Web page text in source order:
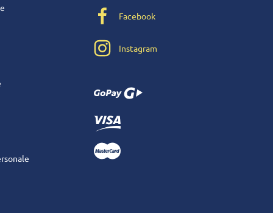
Facebook
Instagram